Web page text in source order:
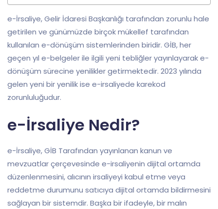
e-İrsaliye, Gelir İdaresi Başkanlığı tarafından zorunlu hale
getirilen ve günümüzde birçok mükellef tarafından
kullanılan e-dönüşüm sistemlerinden biridir. GİB, her
geçen yıl e-belgeler ile ilgili yeni tebliğler yayınlayarak e-
dönüşüm sürecine yenilikler getirmektedir. 2023 yılında
gelen yeni bir yenilik ise e-irsaliyede karekod
zorunluluğudur.
e-İrsaliye Nedir?
e-İrsaliye, GİB Tarafından yayınlanan kanun ve
mevzuatlar çerçevesinde e-irsaliyenin dijital ortamda
düzenlenmesini, alıcının irsaliyeyi kabul etme veya
reddetme durumunu satıcıya dijital ortamda bildirmesini
sağlayan bir sistemdir. Başka bir ifadeyle, bir malın